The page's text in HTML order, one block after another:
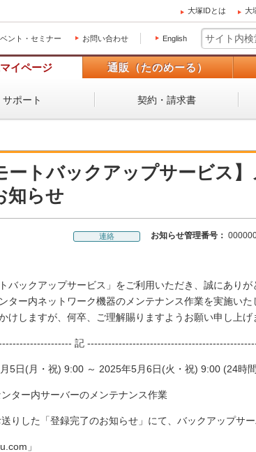
大塚IDとは 大
ント・セミナー お問い合わせ English
イページ 通販（たのめーる）
サポート 契約・請求書
ートバックアップサービス
知らせ
連絡 お知らせ管理番号：
バックアップサービス」をご利用いただき、誠にありが
ター内ネットワーク機器のメンテナンス作業を実施いた
けしますが、何卒、ご理解賜りますようお願い申し上げ
記
月5日(月・祝) 9:00 ～ 2025年5月6日(火・祝) 9:00 (24時
ンター内サーバーのメンテナンス作業
送りした「登録完了のお知らせ」にて、バックアップサー
」